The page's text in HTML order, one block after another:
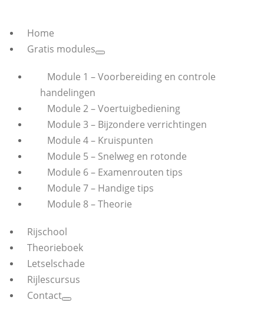
Home
Gratis modules
Module 1 – Voorbereiding en controle
handelingen
Module 2 – Voertuigbediening
Module 3 – Bijzondere verrichtingen
Module 4 – Kruispunten
Module 5 – Snelweg en rotonde
Module 6 – Examenrouten tips
Module 7 – Handige tips
Module 8 – Theorie
Rijschool
Theorieboek
Letselschade
Rijlescursus
Contact